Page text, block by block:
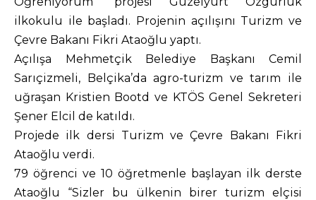
ilkokulu ile başladı. Projenin açılışını Turizm ve
Çevre Bakanı Fikri Ataoğlu yaptı.
Açılışa Mehmetçik Belediye Başkanı Cemil
Sarıçizmeli, Belçika’da agro-turizm ve tarım ile
uğraşan Kristien Bootd ve KTÖS Genel Sekreteri
Şener Elcil de katıldı.
Projede ilk dersi Turizm ve Çevre Bakanı Fikri
Ataoğlu verdi.
79 öğrenci ve 10 öğretmenle başlayan ilk derste
Ataoğlu “Sizler bu ülkenin birer turizm elçisi